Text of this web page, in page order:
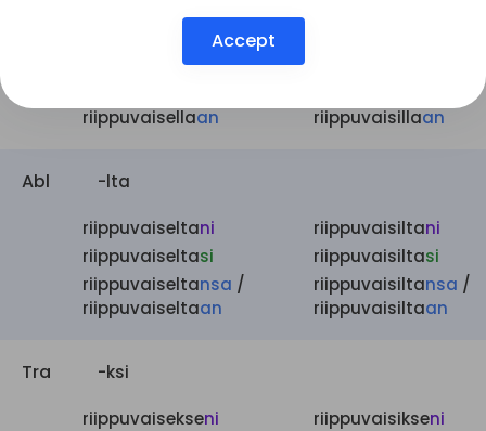
riippuvaisellasi
riippuvaisellaan
riippuvaisillaan
Abl -lta
riippuvaiseltani
riippuvaiseltasi
riippuvaiseltansa /
riippuvaiseltaan
riippuvaisiltani
riippuvaisiltasi
riippuvaisiltansa /
riippuvaisiltaan
Tra -ksi
riippuvaisekseni
riippuvaisikseni
Accept